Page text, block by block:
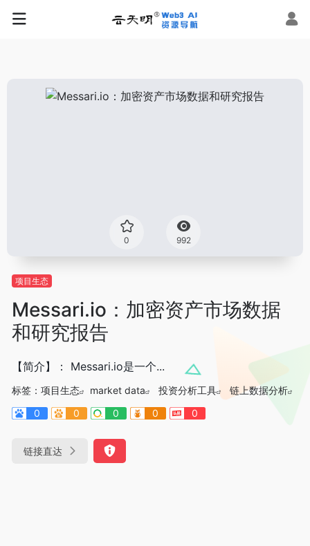
0 992
项目生态
Messari.io：加密资产市场数据
和研究报告
【简介】： Messari.io是一个...
标签： 项目生态 market data 投资分析工具
链上数据分析
0
0 0 0 0
链接直达